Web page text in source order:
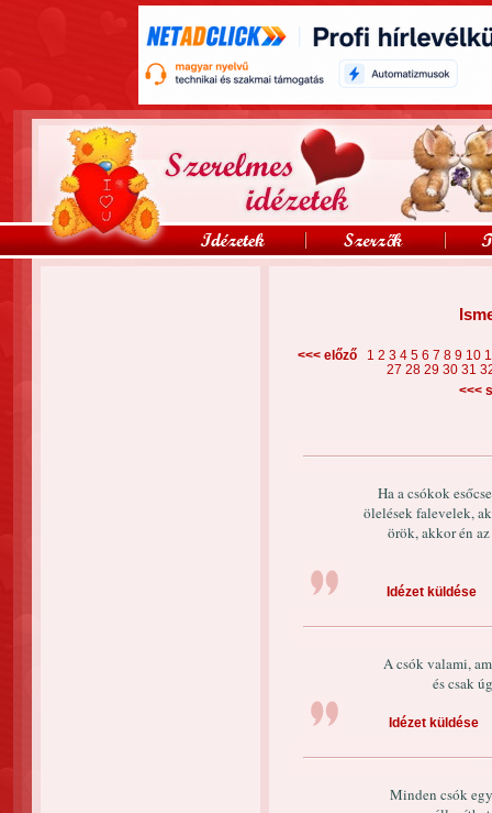
<<< előző 1 2 3 4 5 6 7 8 9 10
27 28 29 30 31
<<<
Ha a csókok
ölelések falevelek,
örök, akkor én
Idézet küldése
A csók valami,
és csak
Idézet küldése
Minden csók